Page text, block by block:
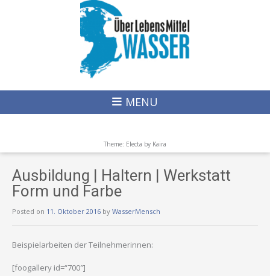
MENU
Theme: Electa by Kaira
Ausbildung | Haltern | Werkstatt
Form und Farbe
Posted on 11. Oktober 2016 by WasserMensch
Beispielarbeiten der Teilnehmerinnen:
[foogallery id=“700″]